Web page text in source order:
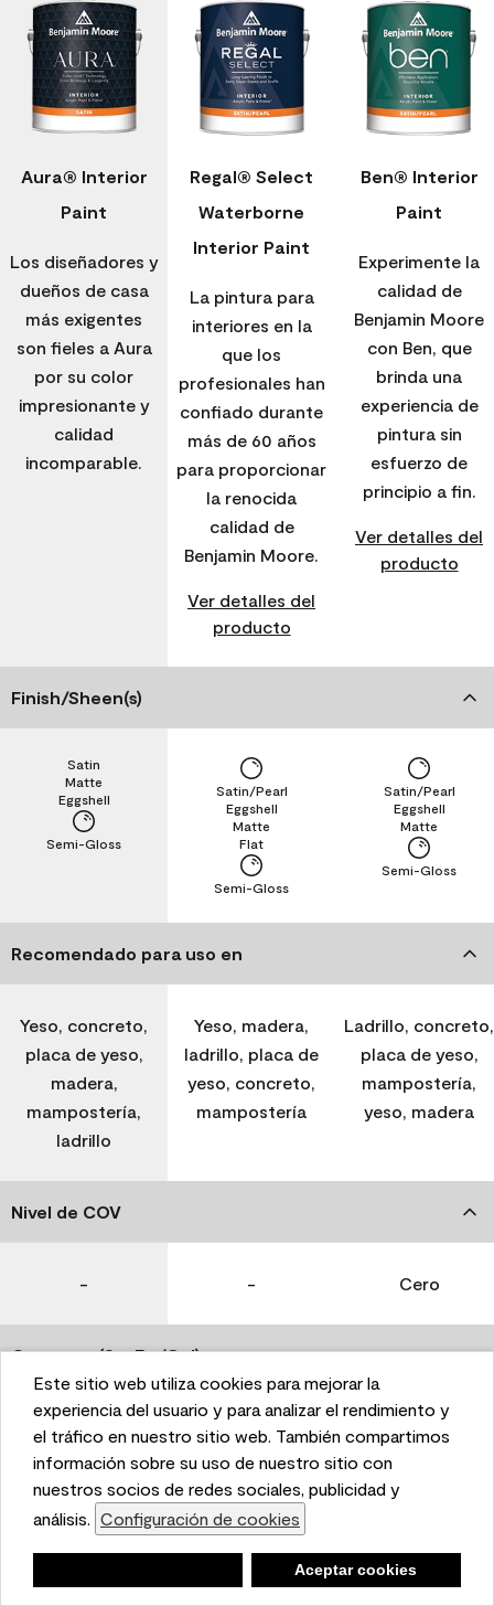
This website uses cookies to enhance user experience
and to analyze performance and traffic on our website.
We also share information about your use of our site
with our social media, advertising, and analytics
partners. Cookie Settings
Accept Cookies
Este sitio web utiliza cookies para mejorar la
experiencia del usuario y para analizar el rendimiento y
el tráfico en nuestro sitio web. También compartimos
información sobre su uso de nuestro sitio con
nuestros socios de redes sociales, publicidad y
análisis. Configuración de cookies
Aceptar cookies
Aura® Interior
Paint
Los diseñadores y
dueños de casa
más exigentes
son fieles a Aura
por su color
impresionante y
calidad
incomparable.
Regal® Select
Waterborne
Interior Paint
La pintura para
interiores en la
que los
profesionales han
confiado durante
más de 60 años
para proporcionar
la renocida
calidad de
Benjamin Moore.
Ver detalles del
producto
Ben® Interior
Paint
Experimente la
calidad de
Benjamin Moore
con Ben, que
brinda una
experiencia de
pintura sin
esfuerzo de
principio a fin.
Ver detalles del
producto
Finish/Sheen(s)
Semi-Gloss
Eggshell
Matte
Satin
Semi-Gloss
Flat
Matte
Eggshell
Satin/Pearl
Semi-Gloss
Matte
Eggshell
Satin/Pearl
Recomendado para uso en
Yeso, concreto,
placa de yeso,
madera,
mampostería,
ladrillo
Yeso, madera,
ladrillo, placa de
yeso, concreto,
mampostería
Ladrillo, concreto,
placa de yeso,
mampostería,
yeso, madera
Nivel de COV
- - Cero
Coverage (Sq. Ft./Gal)
350-400 400-450 400-450
Tiempo de secado
1 hora